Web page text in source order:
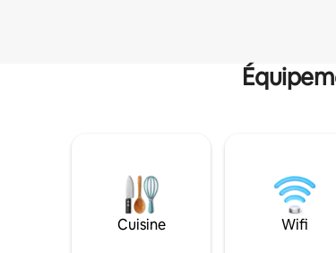
Cuisine Wifi